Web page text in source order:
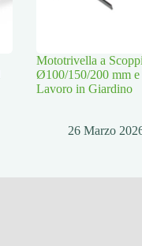
Mototrivella a
Ø100/150/200 mm e
Lavoro in Giardino
26 Marzo